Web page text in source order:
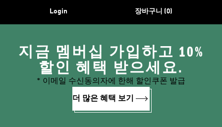
Login 장바구니 (0)
지금 멤버십 가입하고 10%
할인 혜택 받으세요.
* 이메일 수신동의자에 한해 할인쿠폰 발급
더 많은 혜택 보기